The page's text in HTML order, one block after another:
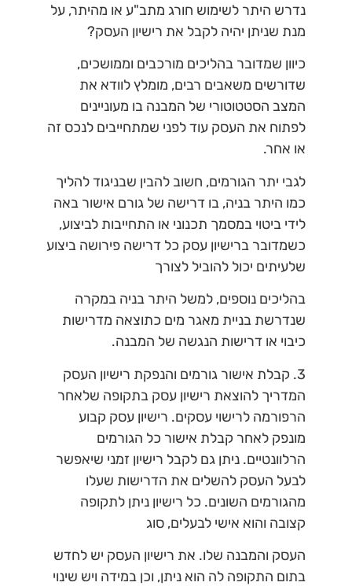
נדרש היתר לשימוש חורג מתב"ע או מהיתר, על
מנת שניתן יהיה לקבל את רישיון העסק?
כיוון שמדובר בהליכים מורכבים וממושכים,
שדורשים משאבים רבים, מומלץ לוודא את
המצב הסטטוטורי של המבנה בו מעוניינים
לפתוח את העסק עוד לפני שמתחייבים לנכס זה
או אחר.
לגבי יתר הגורמים, חשוב להבין שבניגוד להליך
כמו היתר בניה, בו דרישה של גורם אישור באה
לידי ביטוי במסמך תכנוני או התחייבות לביצוע,
כשמדובר ברישיון עסק כל דרישה פירושה ביצוע
שלעיתים יכול להוביל לצורך
בהליכים נוספים, למשל היתר בניה במקרה
שנדרשת בניית מאגר מים כתוצאה מדרישות
כיבוי או דרישות הנגשה של המבנה.
3. קבלת אישור גורמים והנפקת רישיון העסק
המדריך להוצאת רישיון עסק בתקופה שלאחר
הרפורמה לרישוי עסקים. רישיון עסק קבוע
מונפק לאחר קבלת אישור כל הגורמים
הרלוונטיים. ניתן גם לקבל רישיון זמני שיאפשר
לבעל העסק להשלים את הדרישות שעלו
מהגורמים השונים. כל רישיון ניתן לתקופה
קצובה והוא אישי לבעלים, סוג
העסק והמבנה שלו. את רישיון העסק יש לחדש
בתום התקופה לה הוא ניתן, וכן במידה ויש שינוי